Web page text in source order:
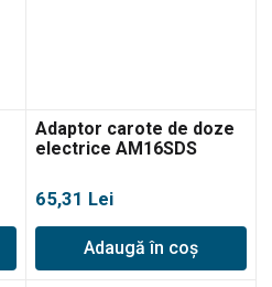
Adaptor carote de doze
electrice AM16SDS
65,31 Lei
Adaugă în coș